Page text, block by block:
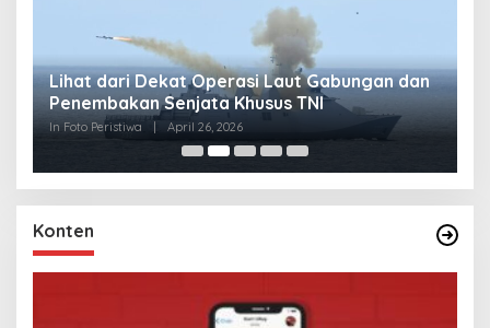
Lihat dari Dekat Operasi Laut Gabungan dan
Penembakan Senjata Khusus TNI
In Foto Peristiwa April 26, 2026
Konten